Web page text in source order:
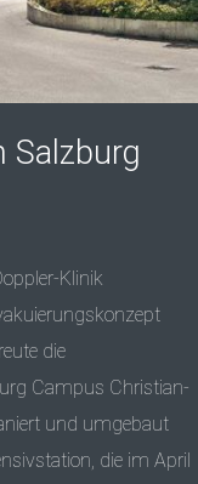
Salzburg
Klinik
die
Campus Christian-
und umgebaut
die im April